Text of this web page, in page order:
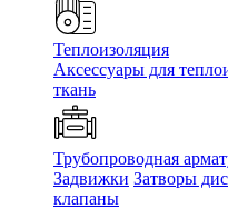
Теплоизоляция
Аксессуары для
ткань
Трубопроводная
Задвижки Затворы
клапаны